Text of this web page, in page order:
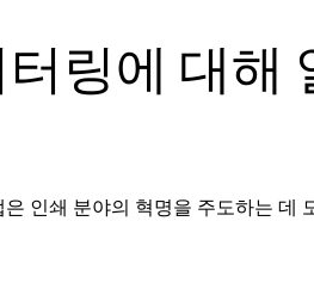
링에 대해
인쇄 분야의 혁명을 주도하는 데